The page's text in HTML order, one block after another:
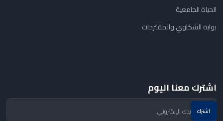
الحياة الجامعية
بوابة الشكاوي والمقترحات
اشترك معنا اليوم